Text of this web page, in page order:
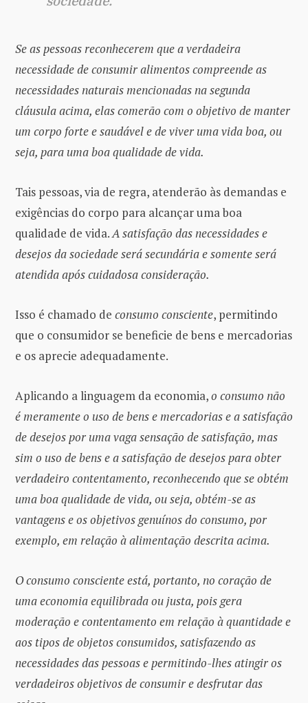
Se as pessoas reconhecerem que a verdadeira
necessidade de consumir alimentos compreende as
necessidades naturais mencionadas na segunda
cláusula acima, elas comerão com o objetivo de manter
um corpo forte e saudável e de viver uma vida boa, ou
seja, para uma boa qualidade de vida.
Tais pessoas, via de regra, atenderão às demandas e
exigências do corpo para alcançar uma boa
qualidade de vida.A satisfação das necessidades e
desejos da sociedade será secundária e somente será
atendida após cuidadosa consideração.
Isso é chamado de consumo consciente, permitindo
que o consumidor se beneficie de bens e mercadorias
e os aprecie adequadamente.
Aplicando a linguagem da economia,o consumo não
é meramente o uso de bens e mercadorias e a satisfação
de desejos por uma vaga sensação de satisfação, mas
sim o uso de bens e a satisfação de desejos para obter
verdadeiro contentamento, reconhecendo que se obtém
uma boa qualidade de vida, ou seja, obtém-se as
vantagens e os objetivos genuínos do consumo, por
exemplo, em relação à alimentação descrita acima.
O consumo consciente está, portanto, no coração de
uma economia equilibrada ou justa, pois gera
moderação e contentamento em relação à quantidade e
aos tipos de objetos consumidos, satisfazendo as
necessidades das pessoas e permitindo-lhes atingir os
verdadeiros objetivos de consumir e desfrutar das